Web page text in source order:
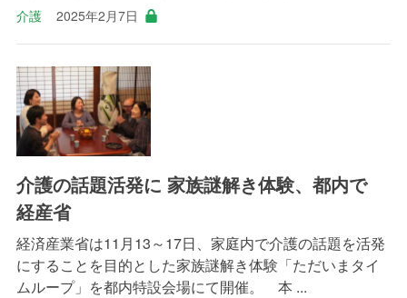
介護 2025年2月7日
介護の話題活発に 家族謎解き体験、都内で
経産省
経済産業省は11月13～17日、家庭内で介護の話題を活発
にすることを目的とした家族謎解き体験「ただいまタイ
ムループ」を都内特設会場にて開催。 本 ...